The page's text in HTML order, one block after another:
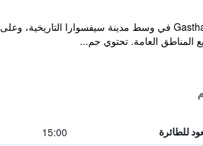
المناطق العامة. تحتوي جم...
للطائرة 15:00